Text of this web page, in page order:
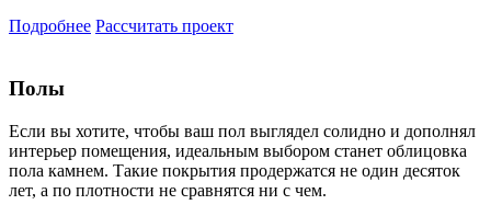
Подробнее Рассчитать проект
Полы
Если вы хотите, чтобы ваш пол выглядел солидно и дополнял
интерьер помещения, идеальным выбором станет облицовка
пола камнем. Такие покрытия продержатся не один десяток
лет, а по плотности не сравнятся ни с чем.